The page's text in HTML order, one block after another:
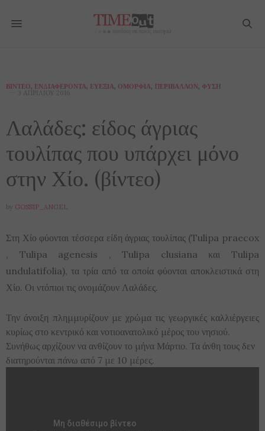
ΒΊΝΤΕΟ, ΕΝΔΙΑΦΈΡΟΝΤΑ, ΕΥΕΞΊΑ, ΟΜΟΡΦΙΆ, ΠΕΡΙΒΆΛΛΟΝ, ΦΎΣΗ
3 ΑΠΡΙΛΊΟΥ 2016
Λαλάδες: είδος άγριας
τουλίπας που υπάρχει μόνο
στην Χίο. (βίντεο)
by GOSSIP_ANGEL
Στη Χίο φύονται τέσσερα είδη άγριας τουλίπας (Tulipa praecox
, Tulipa agenesis , Tulipa clusiana και Tulipa
undulatifolia), τα τρία από τα οποία φύονται αποκλειστικά στη
Χίο. Οι ντόπιοι τις ονομάζουν Λαλάδες.
Την άνοιξη πλημμυρίζουν με χρώμα τις γεωργικές καλλιέργειες
κυρίως στο κεντρικό και νοτιοανατολικό μέρος του νησιού.
Συνήθως αρχίζουν να ανθίζουν το μήνα Μάρτιο. Τα άνθη τους δεν
διατηρούνται πάνω από 7 με 10 μέρες.